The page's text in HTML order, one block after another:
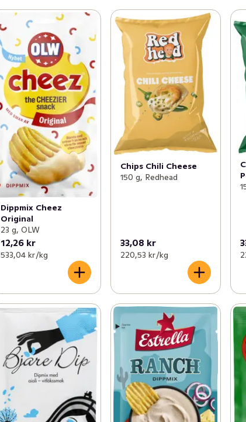
Dippmix Cheez
Original
23 g, OLW
12,26 kr
533,04 kr /kg
Chips Chili Cheese
150 g, Redhead
33,08 kr
220,53 kr /kg